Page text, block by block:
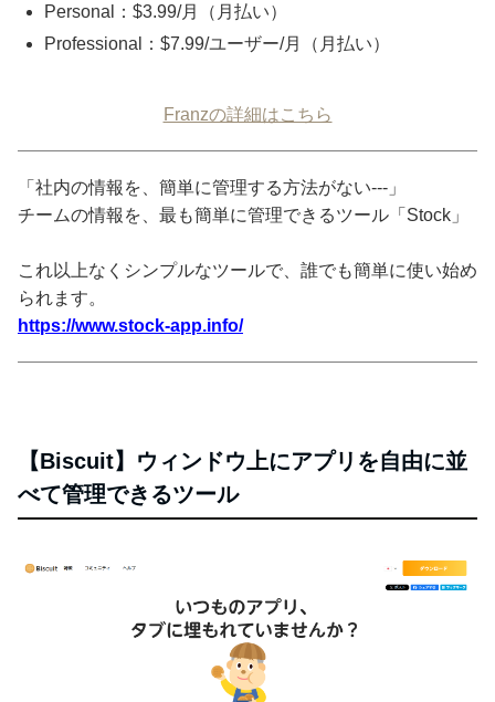
Personal：$3.99/月（月払い）
Professional：$7.99/ユーザー/月（月払い）
Franzの詳細はこちら
「社内の情報を、簡単に管理する方法がない---」
チームの情報を、最も簡単に管理できるツール「Stock」
これ以上なくシンプルなツールで、誰でも簡単に使い始め
られます。
https://www.stock-app.info/
【Biscuit】ウィンドウ上にアプリを自由に並
べて管理できるツール